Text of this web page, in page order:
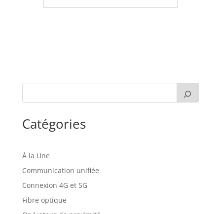
Catégories
À la Une
Communication unifiée
Connexion 4G et 5G
Fibre optique